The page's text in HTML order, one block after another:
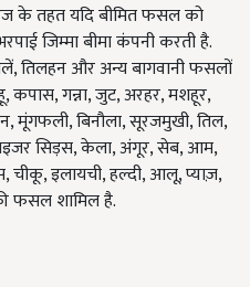
के तहत यदि बीमित फसल को
जिम्मा बीमा कंपनी करती है.
तिलहन और अन्य बागवानी फसलों
कपास, गन्ना, जुट, अरहर, मशहूर,
मूंगफली, बिनौला, सूरजमुखी, तिल,
सिड़स, केला, अंगूर, सेब, आम,
चीकू, इलायची, हल्दी, आलू, प्याज़,
फसल शामिल है.